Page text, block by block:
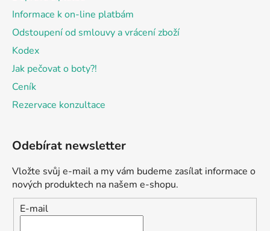
Informace k on-line platbám
Odstoupení od smlouvy a vrácení zboží
Kodex
Jak pečovat o boty?!
Ceník
Rezervace konzultace
Odebírat newsletter
Vložte svůj e-mail a my vám budeme zasílat informace o
nových produktech na našem e-shopu.
E-mail